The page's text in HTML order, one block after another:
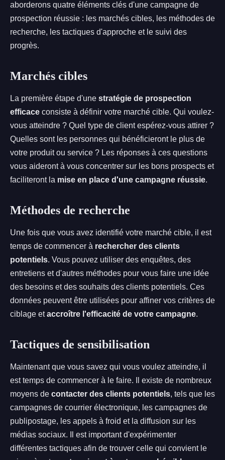
aborderons quatre éléments clés d'une campagne de
prospection réussie : les marchés cibles, les méthodes de
recherche, les tactiques d'approche et le suivi des
progrès.
Marchés cibles
La première étape d'une stratégie de prospection
efficace consiste à définir votre marché cible. Qui voulez-
vous atteindre ? Quel type de client espérez-vous attirer ?
Quelles sont les personnes qui bénéficieront le plus de
votre produit ou service ? Les réponses à ces questions
vous aideront à vous concentrer sur les bons prospects et
faciliteront la mise en place d'une campagne réussie.
Méthodes de recherche
Une fois que vous avez identifié votre marché cible, il est
temps de commencer à rechercher des clients
potentiels. Vous pouvez utiliser des enquêtes, des
entretiens et d'autres méthodes pour vous faire une idée
des besoins et des souhaits des clients potentiels. Ces
données peuvent être utilisées pour affiner vos critères de
ciblage etaccroître l'efficacité de votre campagne.
Tactiques de sensibilisation
Maintenant que vous savez qui vous voulez atteindre, il
est temps de commencer à le faire. Il existe de nombreux
moyens de contacter des clients potentiels, tels que les
campagnes de courrier électronique, les campagnes de
publipostage, les appels à froid et la diffusion sur les
médias sociaux. Il est important d'expérimenter
différentes tactiques afin de trouver celle qui convient le